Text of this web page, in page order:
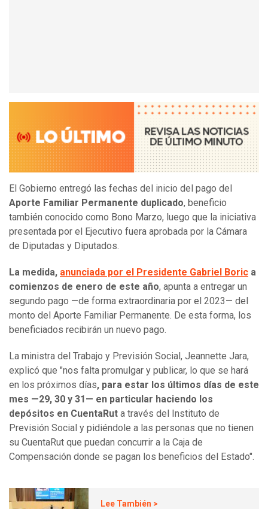
El Gobierno entregó las fechas del inicio del pago del
Aporte Familiar Permanente duplicado, beneficio
también conocido como Bono Marzo, luego que la iniciativa
presentada por el Ejecutivo fuera aprobada por la Cámara
de Diputadas y Diputados.
La medida, anunciada por el Presidente Gabriel Boric a
comienzos de enero de este año, apunta a entregar un
segundo pago —de forma extraordinaria por el 2023— del
monto del Aporte Familiar Permanente. De esta forma, los
beneficiados recibirán un nuevo pago.
La ministra del Trabajo y Previsión Social, Jeannette Jara,
explicó que "nos falta promulgar y publicar, lo que se hará
en los próximos días, para estar los últimos días de este
mes —29, 30 y 31— en particular haciendo los
depósitos en CuentaRut a través del Instituto de
Previsión Social y pidiéndole a las personas que no tienen
su CuentaRut que puedan concurrir a la Caja de
Compensación donde se pagan los beneficios del Estado".
Lee También >